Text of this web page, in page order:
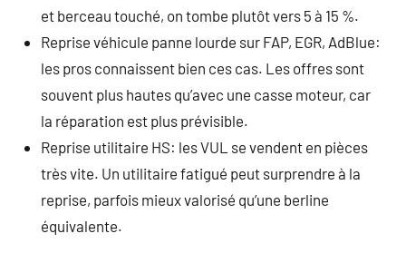
et berceau touché, on tombe plutôt vers 5 à 15 %.
Reprise véhicule panne lourde sur FAP, EGR, AdBlue:
les pros connaissent bien ces cas. Les offres sont
souvent plus hautes qu’avec une casse moteur, car
la réparation est plus prévisible.
Reprise utilitaire HS: les VUL se vendent en pièces
très vite. Un utilitaire fatigué peut surprendre à la
reprise, parfois mieux valorisé qu’une berline
équivalente.